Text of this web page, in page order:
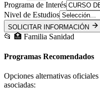
Programa de Interés
Nivel de Estudios
SOLICITAR INFORMACIÓN
📂 🏥 Familia Sanidad
Programas Recomendados
Opciones alternativas
asociadas: